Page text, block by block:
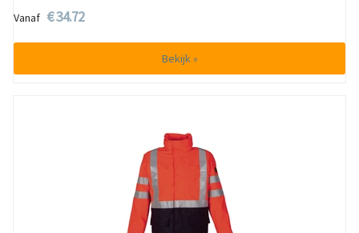
Vanaf € 34.72
Bekijk »